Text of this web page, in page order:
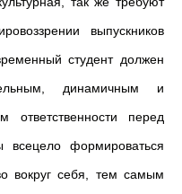
выпускников
студент должен
динамичным и
ответственности перед
всецело формироваться
вокруг себя, тем самым